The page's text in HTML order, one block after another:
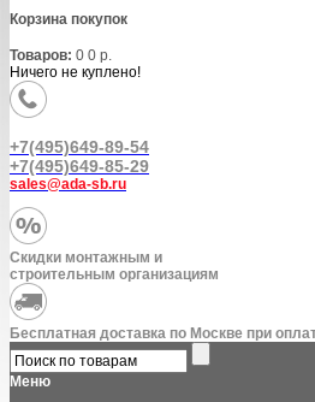
Корзина покупок
Товаров: 0 0 р.
Ничего не куплено!
+7(495)649-89-54
+7(495)649-85-29
sales@ada-sb.ru
Скидки монтажным и
строительным организациям
Бесплатная доставка по Москве при
Меню